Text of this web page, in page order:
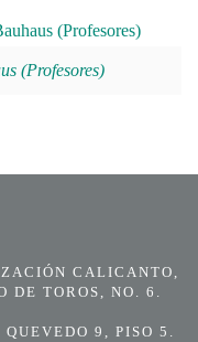
(Profesores)
(Profesores)
CALICANTO,
DE TOROS, NO. 6.
9, PISO 5.